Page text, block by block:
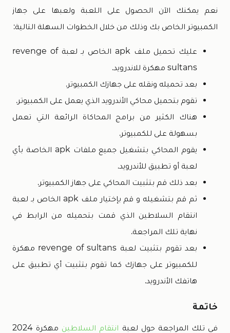
نعم يمكنك الآن الحصول على اللعبة ولعبها على جهاز
الكمبيوتر الخاص بك وذلك من خلال الخطوات السهلة التالية:
عليك تحميل ملف apk الخاص بـ لعبة revenge of
sultans مهكرة للاندرويد.
بعد تحميله ونقله على جهازك الكمبيوتر.
تقوم بتحميل محاكي الأندرويد الذي يعمل على الكمبيوتر.
هناك الكثير من برامج المحاكاة الرائعة التي تعمل
بسهولة على للكمبيوتر.
يقوم المحاكي بتشغيل جميع ملفات apk الخاصة بأي
لعبة أو تطبيق للأندرويد.
بعد ذلك قم بتثبيت المحاكي على جهاز الكمبيوتر.
ثم قم بتشغيله و قم بإختيار ملف apk الخاص بـ لعبة
انتقام السلاطين الذي قمت بتحميله من الرابط في
نهاية تلك المراجعة.
بعد تقوم بتثبيت لعبة revenge of sultans مهكرة
للكمبيوتر على جهازك كما تقوم بتثبيت أي تطبيق على
هاتفك الأندرويد.
خاتمة
في تلك المراجعة حول لعبة انتقام السلاطين
مهكرة 2024